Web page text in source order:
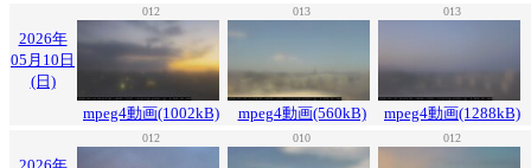
012 013 013
2026年
05月10日
(日)
mpeg4動画(1002kB)
mpeg4動画(560kB) mpeg4動画(1288kB)
012 010 012